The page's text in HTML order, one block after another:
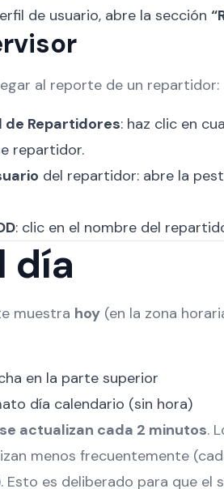
de usuario, abre la sección
al reporte de un repartidor:
de Repartidores: haz clic en
repartidor.
del repartidor: abre la
: clic en el nombre del
día
muestra hoy (en la zona
en la parte superior
día calendario (sin hora)
actualizan cada 2 minutos.
menos frecuentemente
Esto es deliberado para que el